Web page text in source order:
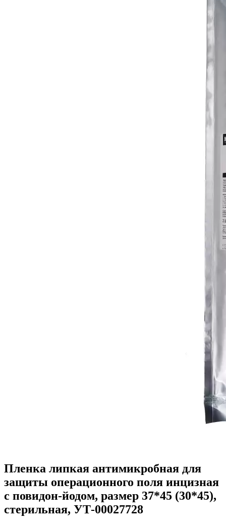
Пленка липкая антимикробная для
защиты операционного поля инцизная
с повидон-йодом, размер 37*45 (30*45),
стерильная, УТ-00027728